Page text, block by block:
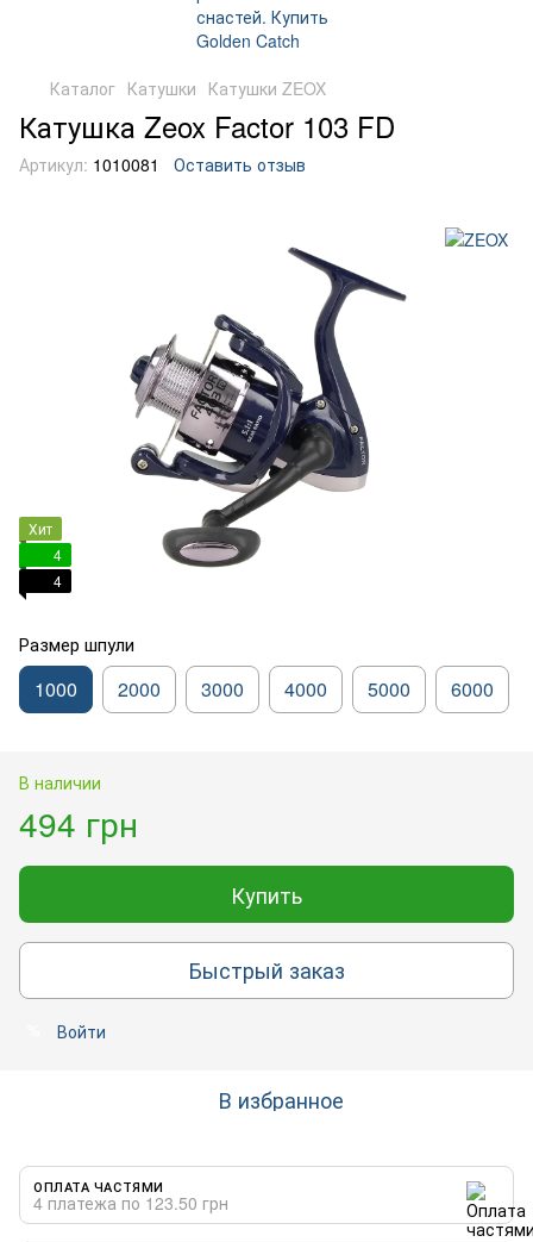
Каталог Катушки Катушки ZEOX
Катушка Zeox Factor 103 FD
Артикул: 1010081 Оставить отзыв
Хит
4
4
Размер шпули
1000 2000 3000 4000 5000 6000
В наличии
494 грн
Купить
Быстрый заказ
Войти
В избранное
ОПЛАТА ЧАСТЯМИ
4 платежа по 123.50 грн